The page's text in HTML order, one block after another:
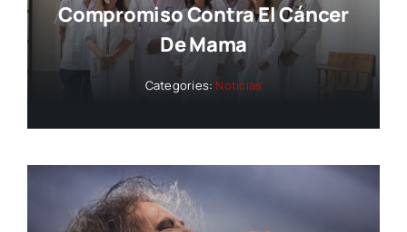
Compromiso Contra El Cáncer
De Mama
Categories: Noticias